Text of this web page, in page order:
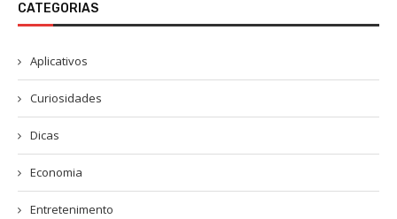
CATEGORIAS
Aplicativos
Curiosidades
Dicas
Economia
Entretenimento